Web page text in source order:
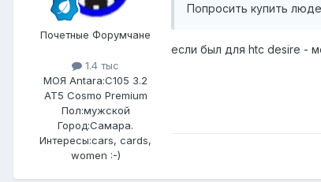
Почетные Форумчане
1.4 тыс
МОЯ Antara:C105 3.2
AT5 Cosmo Premium
Пол:мужской
Город:Самара.
Интересы:cars, cards,
women :-)
Попросить купить
если был для htc desire -